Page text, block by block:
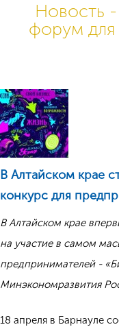
Новость
форум
В Алтайском крае
конкурс для
В Алтайском крае
на участие в самом
предпринимателей -
Минэкономразвития
18 апреля в Барнауле